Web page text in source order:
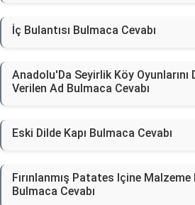
İç Bulantısı Bulmaca Cevabı
Anadolu'Da Seyirlik Köy Oyunlarını
Verilen Ad Bulmaca Cevabı
Eski Dilde Kapı Bulmaca Cevabı
Fırınlanmış Patates Içine
Bulmaca Cevabı